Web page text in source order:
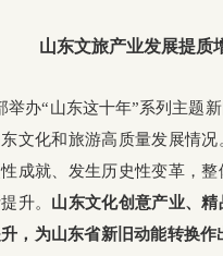
山东文旅产业发展提质
举办“山东这十年”系列主题
文化和旅游高质量发展情
成就、发生历史性变革，
升。 山东文化创意产业、
，为山东省新旧动能转换作